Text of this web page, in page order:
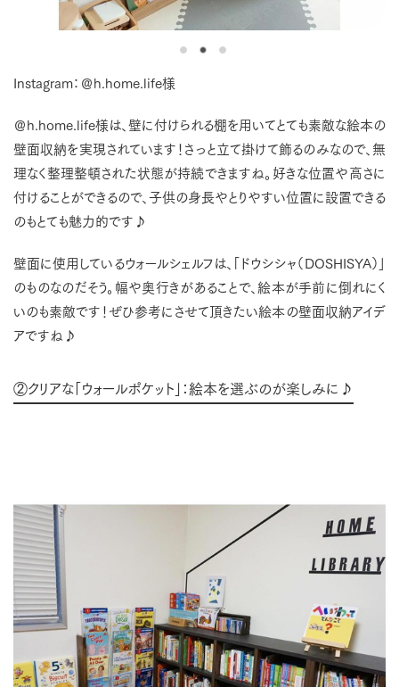
Instagram：＠h.home.life様
＠h.home.life様は、壁に付けられる棚を用いてとても素敵な絵本の
壁面収納を実現されています！さっと立て掛けて飾るのみなので、無
理なく整理整頓された状態が持続できますね。好きな位置や高さに
付けることができるので、子供の身長やとりやすい位置に設置できる
のもとても魅力的です♪
壁面に使用しているウォールシェルフは、「ドウシシャ（DOSHISYA）」
のものなのだそう。幅や奥行きがあることで、絵本が手前に倒れにく
いのも素敵です！ぜひ参考にさせて頂きたい絵本の壁面収納アイデ
アですね♪
②クリアな「ウォールポケット」：絵本を選ぶのが楽しみに♪